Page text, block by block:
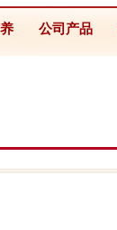
公司产品